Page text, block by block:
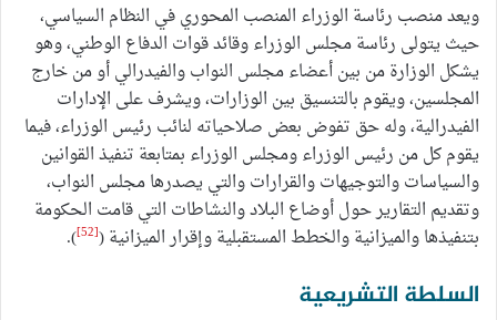
ويعد منصب رئاسة الوزراء المنصب المحوري في النظام السياسي،
حيث يتولى رئاسة مجلس الوزراء وقائد قوات الدفاع الوطني، وهو
يشكل الوزارة من بين أعضاء مجلس النواب والفيدرالي أو من خارج
المجلسين، ويقوم بالتنسيق بين الوزارات، ويشرف على الإدارات
الفيدرالية، وله حق تفوض بعض صلاحياته لنائب رئيس الوزراء، فيما
يقوم كل من رئيس الوزراء ومجلس الوزراء بمتابعة تنفيذ القوانين
والسياسات والتوجيهات والقرارات والتي يصدرها مجلس النواب،
وتقديم التقارير حول أوضاع البلاد والنشاطات التي قامت الحكومة
بتنفيذها والميزانية والخطط المستقبلية وإقرار الميزانية ([52]
).
السلطة التشريعية